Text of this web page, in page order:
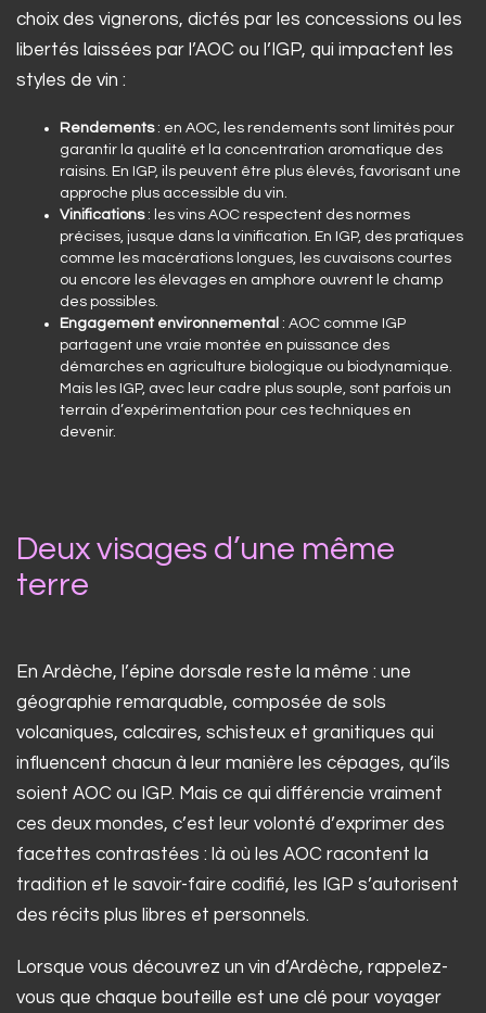
choix des vignerons, dictés par les concessions ou les
libertés laissées par l’AOC ou l’IGP, qui impactent les
styles de vin :
Rendements: en AOC, les rendements sont limités pour
garantir la qualité et la concentration aromatique des
raisins. En IGP, ils peuvent être plus élevés, favorisant une
approche plus accessible du vin.
Vinifications: les vins AOC respectent des normes
précises, jusque dans la vinification. En IGP, des pratiques
comme les macérations longues, les cuvaisons courtes
ou encore les élevages en amphore ouvrent le champ
des possibles.
Engagement environnemental : AOC comme IGP
partagent une vraie montée en puissance des
démarches en agriculture biologique ou biodynamique.
Mais les IGP, avec leur cadre plus souple, sont parfois un
terrain d’expérimentation pour ces techniques en
devenir.
Deux visages d’une même
terre
En Ardèche, l’épine dorsale reste la même : une
géographie remarquable, composée de sols
volcaniques, calcaires, schisteux et granitiques qui
influencent chacun à leur manière les cépages, qu’ils
soient AOC ou IGP. Mais ce qui différencie vraiment
ces deux mondes, c’est leur volonté d’exprimer des
facettes contrastées : là où les AOC racontent la
tradition et le savoir-faire codifié, les IGP s’autorisent
des récits plus libres et personnels.
Lorsque vous découvrez un vin d’Ardèche, rappelez-
vous que chaque bouteille est une clé pour voyager